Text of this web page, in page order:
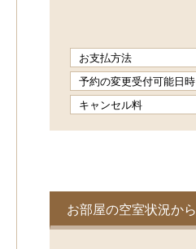
お支払方法
予約の変更受付可能日時
キャンセル料
お部屋の空室状況か